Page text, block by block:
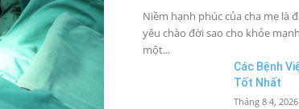
Niềm hạnh phúc của cha mẹ là
yêu chào đời sao cho khỏe
một...
Các Bệnh
Tốt Nhất
Tháng 8 4, 2026